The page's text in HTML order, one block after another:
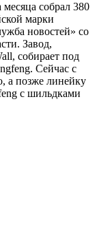
собрал 380
марки
новостей» со
Завод,
собирает под
Сейчас с
а позже линейку
с шильдками